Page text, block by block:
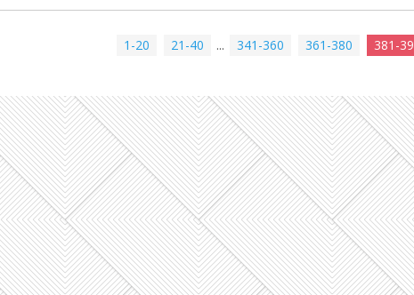
1-20 21-40 ... 341-360 361-380 381-